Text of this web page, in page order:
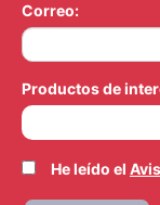
Correo:
Productos de
He leído el